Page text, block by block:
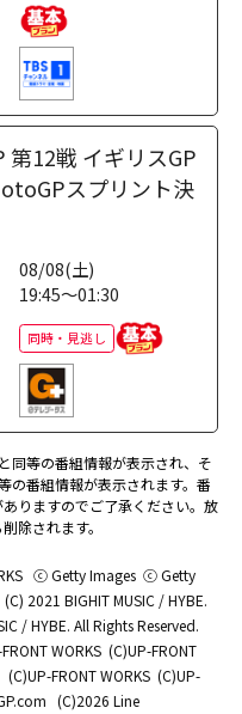
12戦 イギリスGP
スプリント決
08/08(土)
19:45～01:30
同時・見逃し
同等の番組情報が表示され、そ
の番組情報が表示されます。番
りますのでご了承ください。放
除されます。
ⓒ Getty Images ⓒ Getty
(C) 2021 BIGHIT MUSIC / HYBE.
/ HYBE. All Rights Reserved.
WORKS (C)UP-FRONT
(C)UP-FRONT WORKS (C)UP-
(C)2026 Line